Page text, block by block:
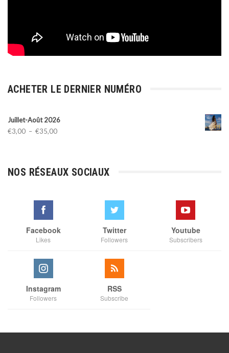
ACHETER LE DERNIER NUMÉRO
Juillet-Août 2026
€3,00 – €35,00Plage
à
NOS RÉSEAUX SOCIAUX
Facebook
Likes
Twitter
Followers
Youtube
Subscribers
Instagram
Followers
RSS
Subscribe